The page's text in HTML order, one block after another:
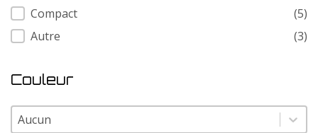
Compact
(5)
Autre
(3)
Couleur
Couleur
Couleur